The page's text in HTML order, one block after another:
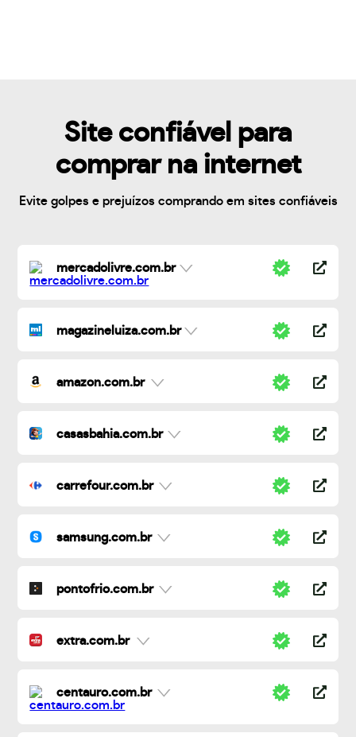
Site confiável para
comprar na internet
Evite golpes e prejuízos comprando em sites confiáveis
mercadolivre.com.br
magazineluiza.com.br
amazon.com.br
casasbahia.com.br
carrefour.com.br
samsung.com.br
pontofrio.com.br
extra.com.br
centauro.com.br